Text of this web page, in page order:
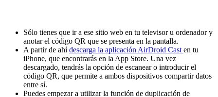
Sólo tienes que ir a ese sitio web en tu televisor u ordenador y
anotar el código QR que se presenta en la pantalla.
A partir de ahídescarga la aplicación AirDroid Cast en tu
iPhone, que encontrarás en la App Store. Una vez
descargado, tendrás la opción de escanear o introducir el
código QR, que permite a ambos dispositivos compartir datos
entre sí.
Puedes empezar a utilizar la función de duplicación de